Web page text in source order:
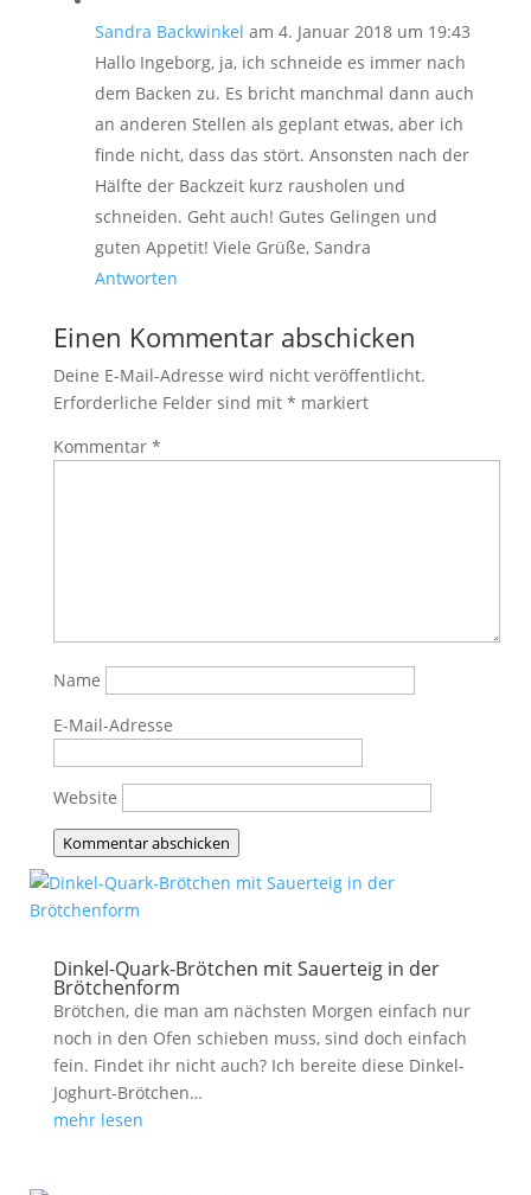
Sandra Backwinkel am 4. Januar 2018 um 19:43
Hallo Ingeborg, ja, ich schneide es immer nach
dem Backen zu. Es bricht manchmal dann auch
an anderen Stellen als geplant etwas, aber ich
finde nicht, dass das stört. Ansonsten nach der
Hälfte der Backzeit kurz rausholen und
schneiden. Geht auch! Gutes Gelingen und
guten Appetit! Viele Grüße, Sandra
Antworten
Einen Kommentar abschicken
Deine E-Mail-Adresse wird nicht veröffentlicht.
Erforderliche Felder sind mit * markiert
Kommentar *
Name
E-Mail-Adresse
Website
Kommentar abschicken
Dinkel-Quark-Brötchen mit Sauerteig in der
Brötchenform
Brötchen, die man am nächsten Morgen einfach nur
noch in den Ofen schieben muss, sind doch einfach
fein. Findet ihr nicht auch? Ich bereite diese Dinkel-
Joghurt-Brötchen…
mehr lesen